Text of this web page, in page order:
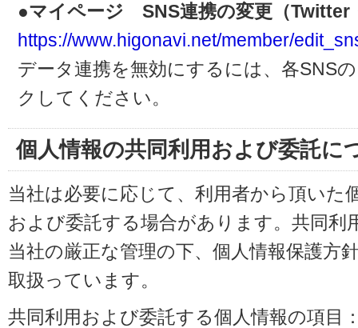
●マイページ SNS連携の変更（Twitter
https://www.higonavi.net/member/
データ連携を無効にするには、各SNS
クしてください。
個人情報の共同利用および委託に
当社は必要に応じて、利用者から頂いた
および委託する場合があります。共同利
当社の厳正な管理の下、個人情報保護方
取扱っています。
共同利用および委託する個人情報の項目